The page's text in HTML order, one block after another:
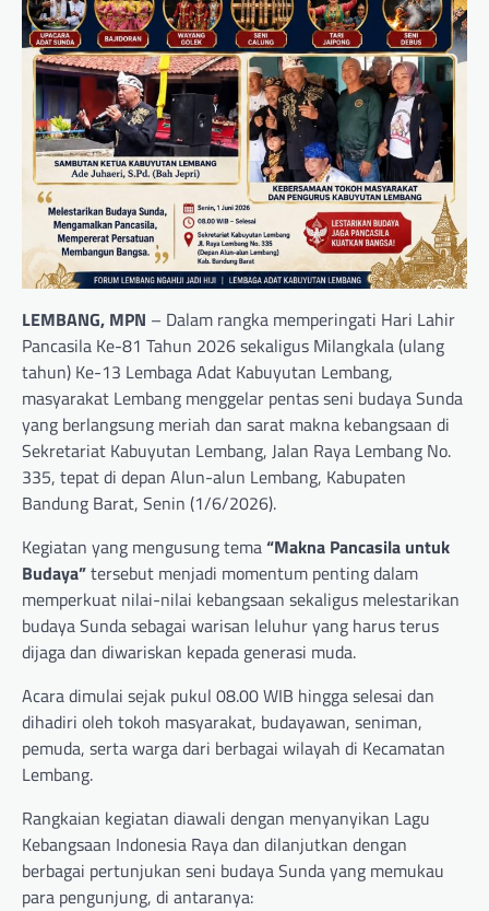
LEMBANG, MPN – Dalam rangka memperingati Hari Lahir
Pancasila Ke-81 Tahun 2026 sekaligus Milangkala (ulang
tahun) Ke-13 Lembaga Adat Kabuyutan Lembang,
masyarakat Lembang menggelar pentas seni budaya Sunda
yang berlangsung meriah dan sarat makna kebangsaan di
Sekretariat Kabuyutan Lembang, Jalan Raya Lembang No.
335, tepat di depan Alun-alun Lembang, Kabupaten
Bandung Barat, Senin (1/6/2026).
Kegiatan yang mengusung tema“Makna Pancasila untuk
Budaya”tersebut menjadi momentum penting dalam
memperkuat nilai-nilai kebangsaan sekaligus melestarikan
budaya Sunda sebagai warisan leluhur yang harus terus
dijaga dan diwariskan kepada generasi muda.
Acara dimulai sejak pukul 08.00 WIB hingga selesai dan
dihadiri oleh tokoh masyarakat, budayawan, seniman,
pemuda, serta warga dari berbagai wilayah di Kecamatan
Lembang.
Rangkaian kegiatan diawali dengan menyanyikan Lagu
Kebangsaan Indonesia Raya dan dilanjutkan dengan
berbagai pertunjukan seni budaya Sunda yang memukau
para pengunjung, di antaranya: